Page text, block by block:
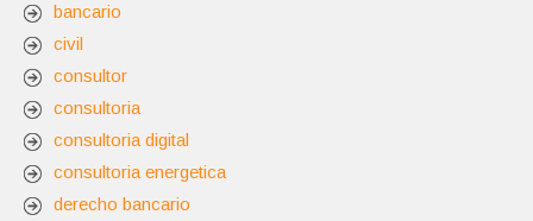
bancario
civil
consultor
consultoria
consultoria digital
consultoria energetica
derecho bancario